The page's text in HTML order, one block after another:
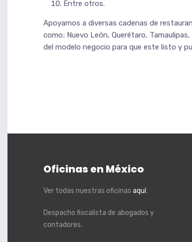
Entre otros.
Apoyamos a diversas cadenas de
como; Nuevo León, Querétaro,
del modelo negocio para que este listo y
Oficinas en México
Ver todas nuestras oficinas aquí.
Despacho fiscalista de abogados y
contadores.